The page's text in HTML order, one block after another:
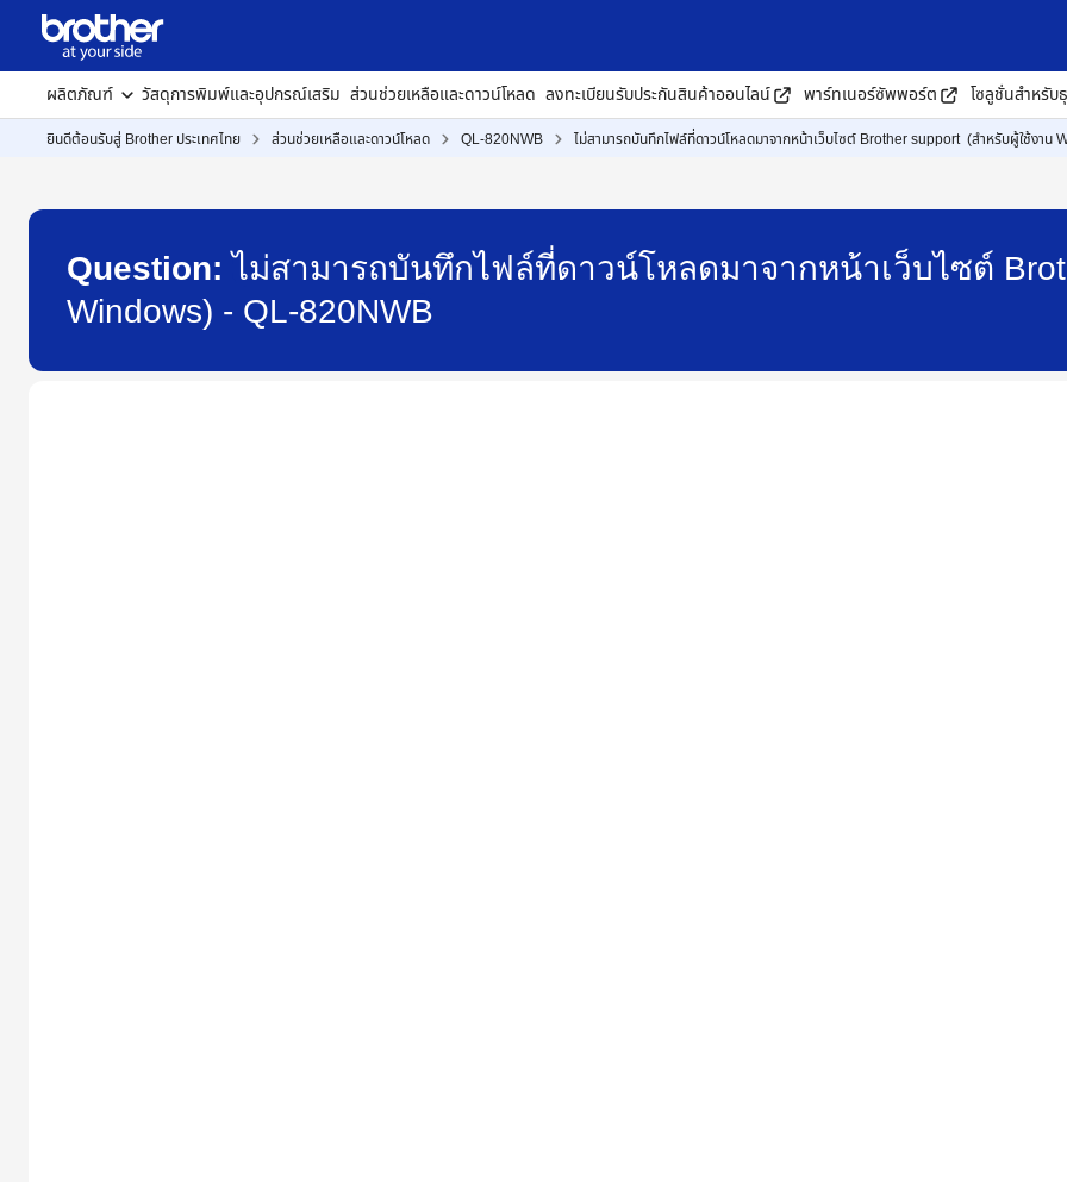
ผลิตภัณฑ์ วัสดุการพิมพ์และอุปกรณ์เสริม ส่วนช่วยเหลือและดาวน์โหลด ลงทะเบียนรับประกันสินค้าออนไลน์ พาร์ทเนอร์ซัพพอร์ต โซลูชั่นสำหรับ
ยินดีต้อนรับสู่ Brother ประเทศไทย ส่วนช่วยเหลือและดาวน์โหลด QL-820NWB ไม่สามารถบันทึกไฟล์ที่ดาวน์โหลดมาจากหน้าเว็บไซต์ Brother support (สำหรับผู้ใช้งาน
Question:ไม่สามารถบันทึกไฟล์ที่ดาวน์โหลดมาจากหน้าเว็บไซต์
Windows) - QL-820NWB